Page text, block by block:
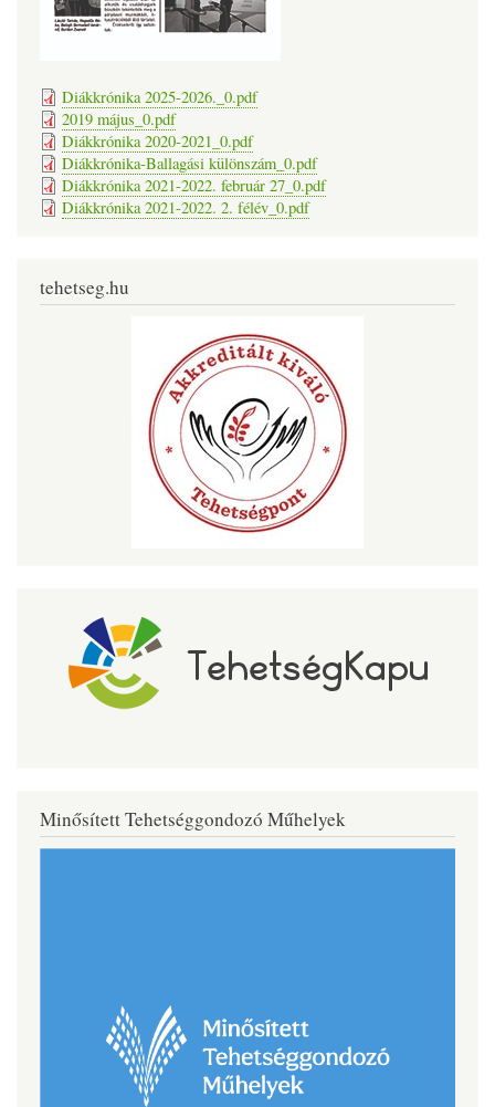
Diákkrónika 2025-2026._0.pdf
2019 május_0.pdf
Diákkrónika 2020-2021_0.pdf
Diákkrónika-Ballagási különszám_0.pdf
Diákkrónika 2021-2022. február 27_0.pdf
Diákkrónika 2021-2022. 2. félév_0.pdf
tehetseg.hu
Minősített Tehetséggondozó Műhelyek